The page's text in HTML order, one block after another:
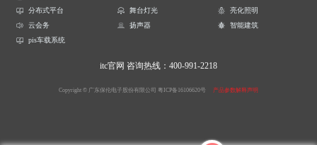
分布式平台
舞台灯光
亮化照明
云会务
扬声器
智能建筑
pis车载系统
itc官网 咨询热线：400-991-2218
Copyright © 广东保伦电子股份有限公司 粤ICP备16106620号 产品参数解释声明